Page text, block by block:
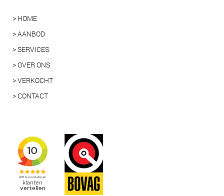
> HOME
> AANBOD
> SERVICES
> OVER ONS
> VERKOCHT
> CONTACT